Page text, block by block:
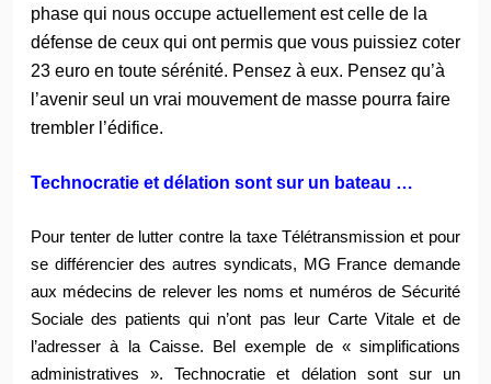
phase qui nous occupe actuellement est celle de la
défense de ceux qui ont permis que vous puissiez coter
23 euro en toute sérénité. Pensez à eux. Pensez qu’à
l’avenir seul un vrai mouvement de masse pourra faire
trembler l’édifice.
Technocratie et délation sont sur un bateau …
Pour tenter de lutter contre la taxe Télétransmission et pour
se différencier des autres syndicats, MG France demande
aux médecins de relever les noms et numéros de Sécurité
Sociale des patients qui n’ont pas leur Carte Vitale et de
l’adresser à la Caisse. Bel exemple de « simplifications
administratives ». Technocratie et délation sont sur un